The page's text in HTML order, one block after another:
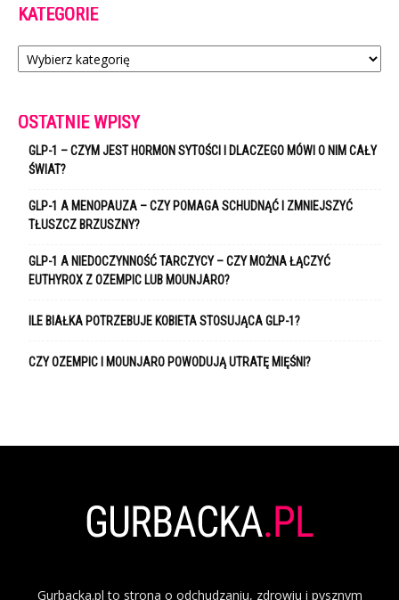
KATEGORIE
Kategorie
OSTATNIE WPISY
GLP-1 – CZYM JEST HORMON SYTOŚCI I DLACZEGO MÓWI O NIM CAŁY
ŚWIAT?
GLP-1 A MENOPAUZA – CZY POMAGA SCHUDNĄĆ I ZMNIEJSZYĆ
TŁUSZCZ BRZUSZNY?
GLP-1 A NIEDOCZYNNOŚĆ TARCZYCY – CZY MOŻNA ŁĄCZYĆ
EUTHYROX Z OZEMPIC LUB MOUNJARO?
ILE BIAŁKA POTRZEBUJE KOBIETA STOSUJĄCA GLP-1?
CZY OZEMPIC I MOUNJARO POWODUJĄ UTRATĘ MIĘŚNI?
Gurbacka.pl to strona o odchudzaniu, zdrowiu i pysznym